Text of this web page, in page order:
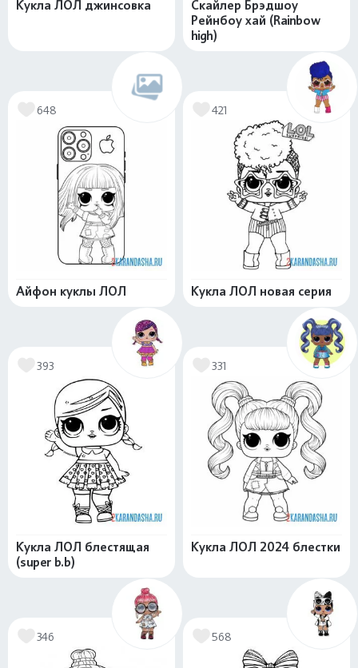
Кукла ЛОЛ джинсовка
Скайлер Брэдшоу
Рейнбоу хай (Rainbow
high)
648
Айфон куклы ЛОЛ
421
Кукла ЛОЛ новая серия
393
Кукла ЛОЛ блестящая
(super b.b)
331
Кукла ЛОЛ 2024 блестки
346 568